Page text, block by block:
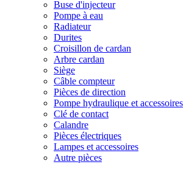
Buse d'injecteur
Pompe à eau
Radiateur
Durites
Croisillon de cardan
Arbre cardan
Siège
Câble compteur
Pièces de direction
Pompe hydraulique et accessoires
Clé de contact
Calandre
Pièces électriques
Lampes et accessoires
Autre pièces